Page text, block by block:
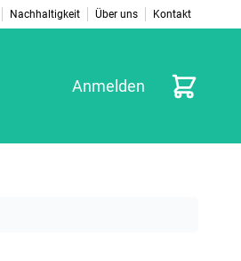
Nachhaltigkeit Über uns Kontakt
Anmelden Warenkorb